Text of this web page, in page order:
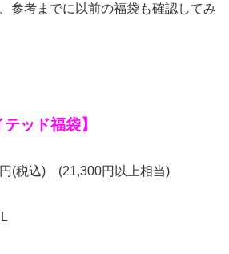
参考までに以前の福袋も確認してみ
ッド福袋】
込) (21,300円以上相当)